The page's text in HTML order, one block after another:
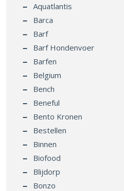
Aquatlantis
Barca
Barf
Barf Hondenvoer
Barfen
Belgium
Bench
Beneful
Bento Kronen
Bestellen
Binnen
Biofood
Blijdorp
Bonzo